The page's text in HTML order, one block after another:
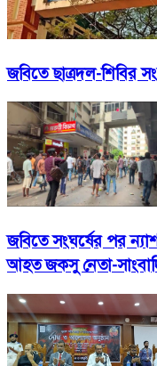
জবিতে ছাত্রদল-শিবির
জবিতে সংঘর্ষের পর
আহত জকসু নেতা-